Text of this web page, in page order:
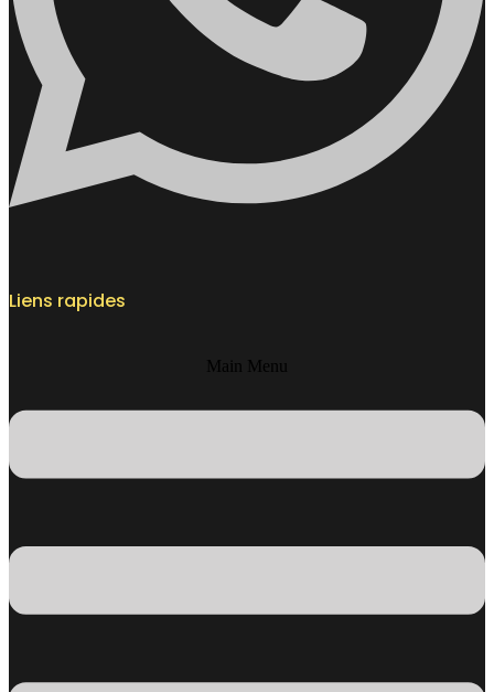
Liens rapides
Main Menu